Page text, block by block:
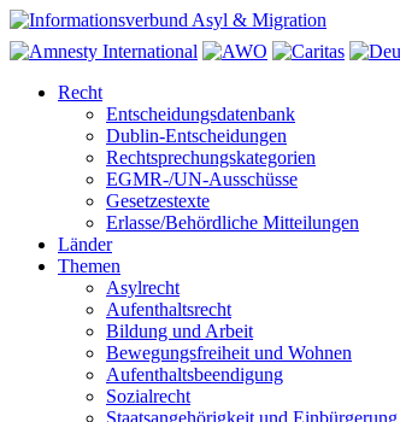
Recht
Entscheidungsdatenbank
Dublin-Entscheidungen
Rechtsprechungskategorien
EGMR-/UN-Ausschüsse
Gesetzestexte
Erlasse/Behördliche Mitteilungen
Länder
Themen
Asylrecht
Aufenthaltsrecht
Bildung und Arbeit
Bewegungsfreiheit und Wohnen
Aufenthaltsbeendigung
Sozialrecht
Staatsangehörigkeit und Einbürgerung